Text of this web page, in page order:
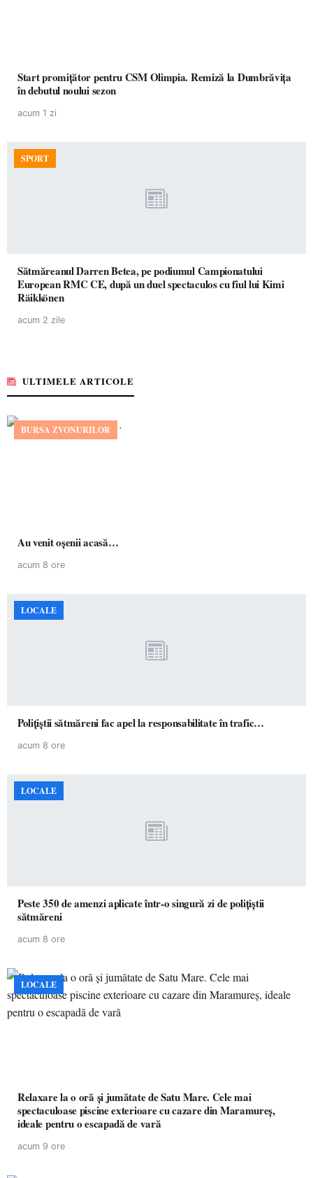
Start promițător pentru CSM Olimpia. Remiză la Dumbrăvița
în debutul noului sezon
acum 1 zi
SPORT
Sătmăreanul Darren Betea, pe podiumul Campionatului
European RMC CE, după un duel spectaculos cu fiul lui Kimi
Räikkönen
acum 2 zile
ULTIMELE ARTICOLE
BURSA ZVONURILOR
Au venit oșenii acasă…
acum 8 ore
LOCALE
Polițiștii sătmăreni fac apel la responsabilitate în trafic…
acum 8 ore
LOCALE
Peste 350 de amenzi aplicate într-o singură zi de polițiștii
sătmăreni
acum 8 ore
LOCALE
Relaxare la o oră și jumătate de Satu Mare. Cele mai
spectaculoase piscine exterioare cu cazare din Maramureș,
ideale pentru o escapadă de vară
acum 9 ore